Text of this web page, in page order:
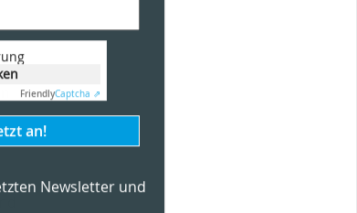
FriendlyCaptcha ⇗
an!
Newsletter und